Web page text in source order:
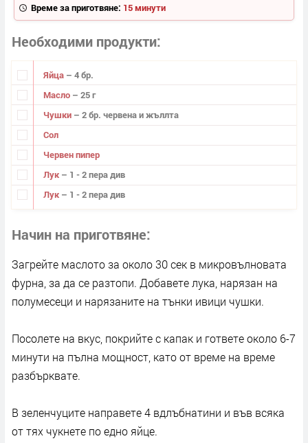
Време за приготвяне: 15 минути
Необходими продукти
Яйца – 4 бр.
Масло – 25 г
Чушки – 2 бр. червена и жъллта
Сол
Червен пипер
Лук – 1 - 2 пера див
Лук – 1 - 2 пера див
Начин на приготвяне
Загрейте маслото за около 30 сек в микровълновата
фурна, за да се разтопи. Добавете лука, нарязан на
полумесеци и нарязаните на тънки ивици чушки.
Посолете на вкус, покрийте с капак и гответе около 6-7
минути на пълна мощност, като от време на време
разбърквате.
В зеленчуците направете 4 вдлъбнатини и във всяка
от тях чукнете по едно яйце.